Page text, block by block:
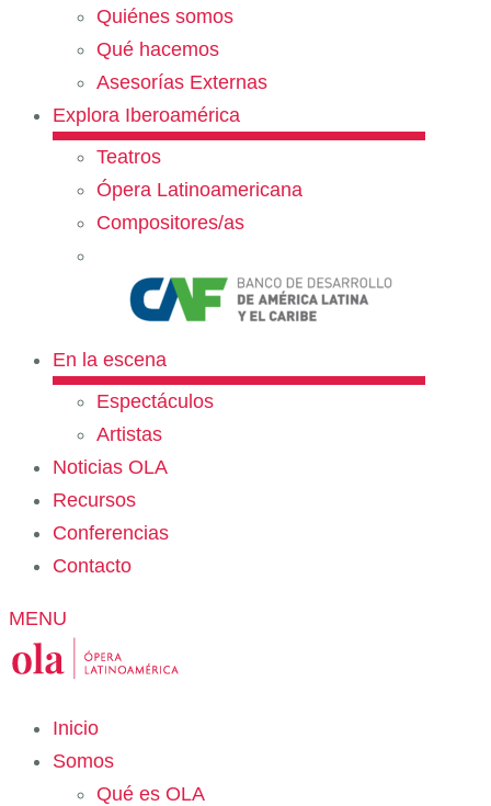
Quiénes somos
Qué hacemos
Asesorías Externas
Explora Iberoamérica
Teatros
Ópera Latinoamericana
Compositores/as
En la escena
Espectáculos
Artistas
Noticias OLA
Recursos
Conferencias
Contacto
MENU
Inicio
Somos
Qué es OLA